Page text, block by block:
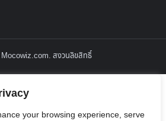
your browsing experience, serve
สงวนลิขสิทธิ์